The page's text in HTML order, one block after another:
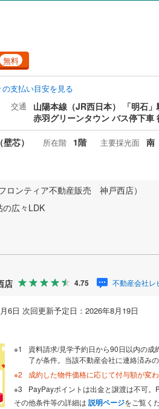
無料
の支払い目安を見る
交通
山陽本線（JR西日本） 「明石
赤羽グリーンタウン バス停下車
（壁芯） 所在階 1階 主要採光面 南
ロンティア不動産販売 神戸西店）
の広々LDK
店
4.75 不動産会社レ
6日 次回更新予定日：2026年8月19日
資料請求/見学予約日から90日以内の
了が条件。当該不動産会社に連絡済みの
成約した物件価格に応じて付与額が変
PayPayポイントは出金と譲渡は不可。
その他条件等の詳細は 説明ページをご覧く